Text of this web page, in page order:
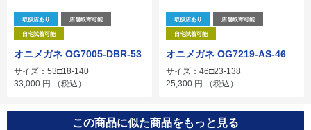
取扱店あり 店舗取寄可能
自宅試着可能
オニメガネ OG7005-DBR-53
サイズ：53□18-140
33,000 円 （税込）
取扱店あり 店舗取寄可能
自宅試着可能
オニメガネ OG7219-AS-46
サイズ：46□23-138
25,300 円 （税込）
この商品に似た商品をもっと見る